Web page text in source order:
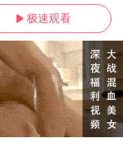
 极速观看